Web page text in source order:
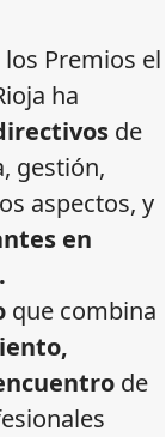
los Premios el
ha
de
gestión,
aspectos, y
en
que combina
de